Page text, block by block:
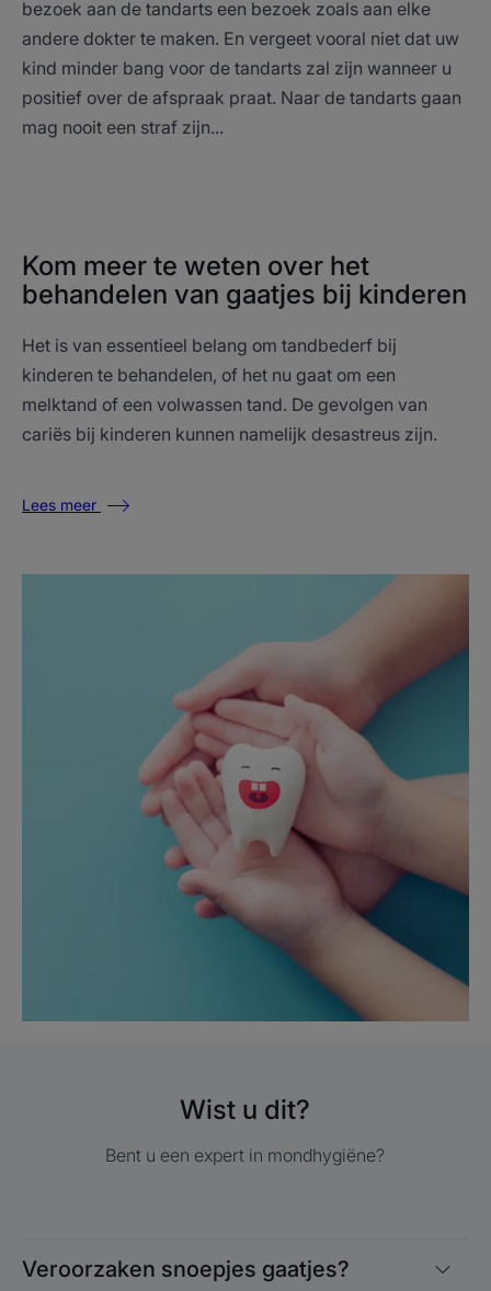
bezoek aan de tandarts een bezoek zoals aan elke
andere dokter te maken. En vergeet vooral niet dat uw
kind minder bang voor de tandarts zal zijn wanneer u
positief over de afspraak praat. Naar de tandarts gaan
mag nooit een straf zijn...
Kom meer te weten over het
behandelen van gaatjes bij kinderen
Het is van essentieel belang om tandbederf bij
kinderen te behandelen, of het nu gaat om een
melktand of een volwassen tand. De gevolgen van
cariës bij kinderen kunnen namelijk desastreus zijn.
Lees meer
Wist u dit?
Bent u een expert in mondhygiëne?
Veroorzaken snoepjes gaatjes?